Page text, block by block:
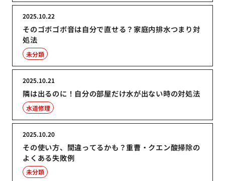
そのゴボゴボ音は自分で直せる？家庭内排水つまり対
処法
2025.10.22
未分類
隣は出るのに！自分の部屋だけ水が出ない時の対処法
2025.10.21
水道修理
その使い方、間違ってるかも？重曹・クエン酸掃除の
よくある失敗例
2025.10.20
未分類